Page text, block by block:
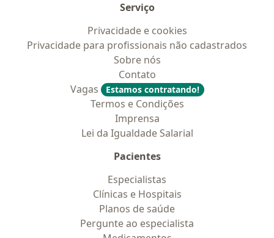
Serviço
Privacidade e cookies
Privacidade para profissionais não cadastrados
Sobre nós
Contato
Vagas
Estamos contratando!
Termos e Condições
Imprensa
Lei da Igualdade Salarial
Pacientes
Especialistas
Clínicas e Hospitais
Planos de saúde
Pergunte ao especialista